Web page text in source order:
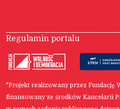
Regulamin portalu
"Projekt realizowany przez Fundację
finansowany ze środków Kancelarii